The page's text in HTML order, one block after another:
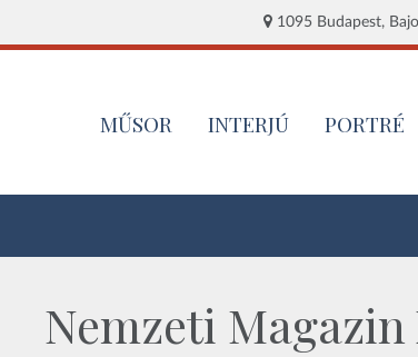
1095 Budapest,
MŰSOR INTERJÚ PORTRÉ
Nemzeti